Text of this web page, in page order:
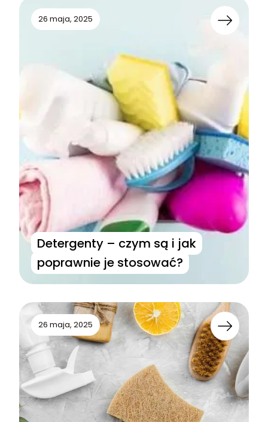
26 maja, 2025
Detergenty – czym są i jak
poprawnie je stosować?
26 maja, 2025